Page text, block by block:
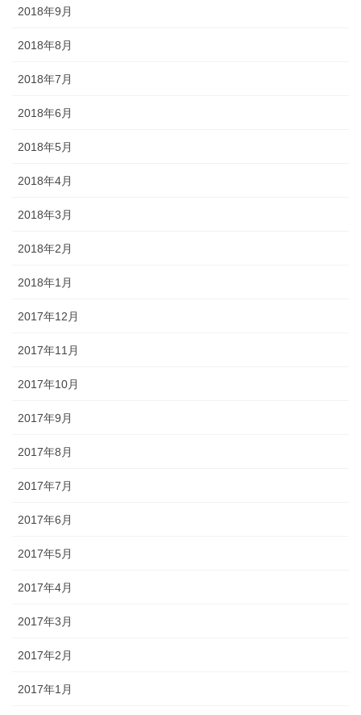
2018年9月
2018年8月
2018年7月
2018年6月
2018年5月
2018年4月
2018年3月
2018年2月
2018年1月
2017年12月
2017年11月
2017年10月
2017年9月
2017年8月
2017年7月
2017年6月
2017年5月
2017年4月
2017年3月
2017年2月
2017年1月